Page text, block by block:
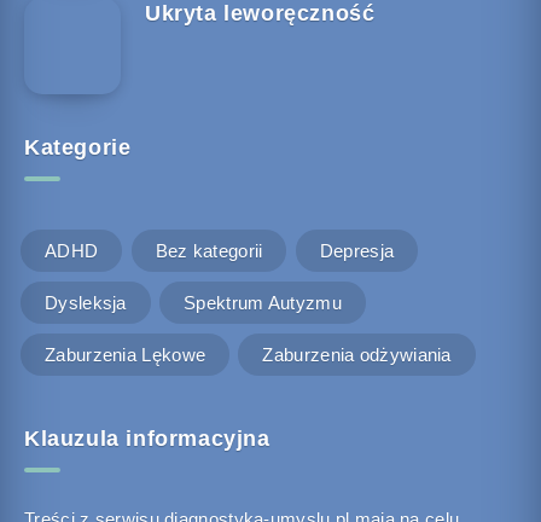
Ukryta leworęczność
Kategorie
ADHD Bez kategorii Depresja
Dysleksja Spektrum Autyzmu
Zaburzenia Lękowe Zaburzenia odżywiania
Klauzula informacyjna